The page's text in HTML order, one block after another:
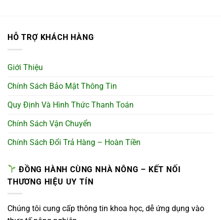
HỖ TRỢ KHÁCH HÀNG
Giới Thiệu
Chính Sách Bảo Mật Thông Tin
Quy Định Và Hình Thức Thanh Toán
Chính Sách Vận Chuyển
Chính Sách Đổi Trả Hàng – Hoàn Tiền
ĐỒNG HÀNH CÙNG NHÀ NÔNG – KẾT NỐI
THƯƠNG HIỆU UY TÍN
Chúng tôi cung cấp thông tin khoa học, dễ ứng dụng vào